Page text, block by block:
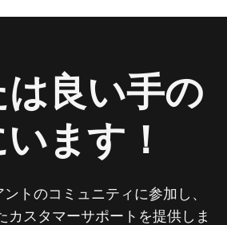
良い手の
ます！
トのコミュニティに参加し、
カスタマーサポートを提供しま